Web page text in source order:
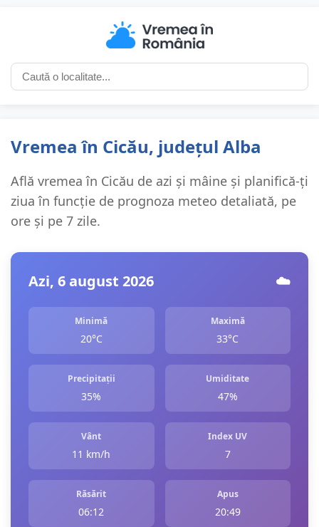
Vremea în Cicău, județul Alba
Află vremea în Cicău de azi și mâine și planifică-ți
ziua în funcție de prognoza meteo detaliată, pe
ore și pe 7 zile.
Azi, 6 august 2026 ☁️
Minimă
20°C
Maximă
33°C
Precipitații
35%
Umiditate
47%
Vânt
11 km/h
Index UV
7
Răsărit
06:12
Apus
20:49